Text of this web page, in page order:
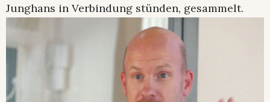
Junghans in Verbindung stünden, gesammelt.